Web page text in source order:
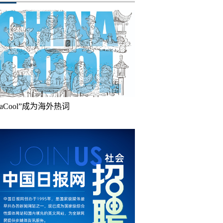
成为海外热词